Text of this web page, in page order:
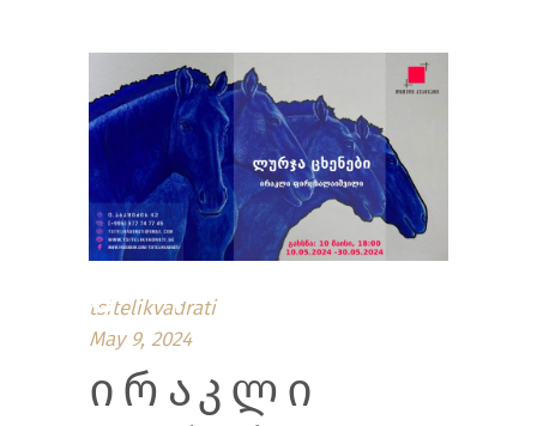
Ა 4
tsitelikvadrati
May 9, 2024
ᲘᲠᲐᲙᲚᲘ